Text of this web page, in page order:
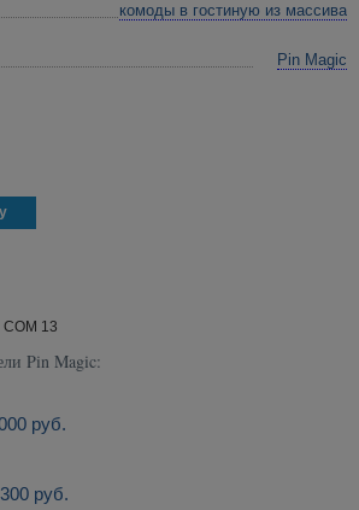
комоды в гостиную из массива
Pin Magic
13
Pin Magic:
руб.
руб.